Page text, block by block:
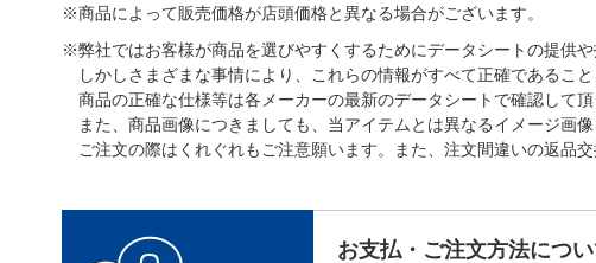
※商品によって販売価格が店頭価格と異なる場合がございます。
※弊社ではお客様が商品を選びやすくするためにデータシートの提供
しかしさまざまな事情により、これらの情報がすべて正確であるこ
商品の正確な仕様等は各メーカーの最新のデータシートで確認して頂
また、商品画像につきましても、当アイテムとは異なるイメージ画
ご注文の際はくれぐれもご注意願います。また、注文間違いの返品
お支払・ご注文方法につ